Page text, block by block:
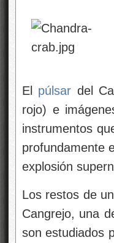
El púlsar del
rojo) e
instrumentos
profundamente
explosión
Los restos de
Cangrejo, una
son estudiados